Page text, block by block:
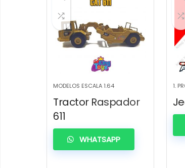
MODELOS ESCALA 1.64
Tractor Raspador
611
WHATSAPP
1.